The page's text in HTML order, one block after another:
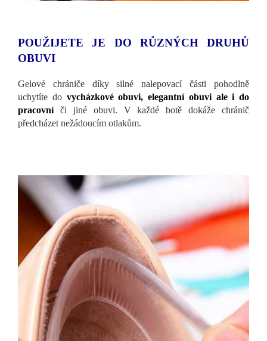
POUŽIJETE JE DO RŮZNÝCH DRUHŮ
OBUVI
Gelové chrániče díky silné nalepovací části pohodlně
uchytíte do vycházkové obuvi, elegantní obuvi ale i do
pracovníči jiné obuvi. V každé botě dokáže chránič
předcházet nežádoucím otlakům.